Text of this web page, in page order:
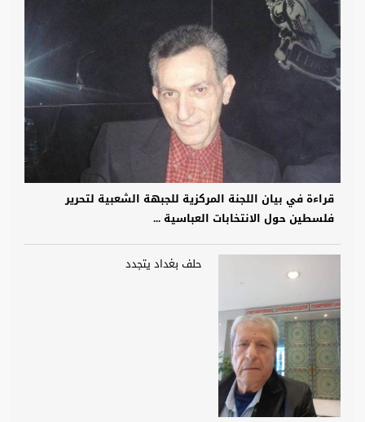
قراءة في بيان اللجنة المركزية للجبهة الشعبية لتحرير
فلسطين حول الانتخابات العباسية ...
حلف بغداد يتجدد